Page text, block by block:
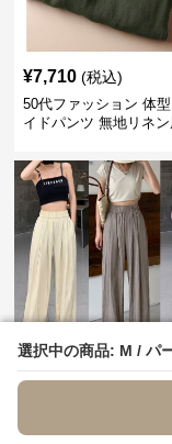
選択中の商品: M / パ
選択中の商品: M / パ
¥7,710 (税込)
50代ファッション 体
イドパンツ 無地リネ
¥6,610 (税込)
50代ファッション 夏
ワイドパンツ レディー
ムウエスト楽ちんパン